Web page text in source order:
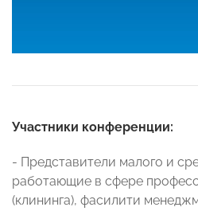
Участники конференции:
- Представители малого и
работающие в сфере
(клининга), фасилити